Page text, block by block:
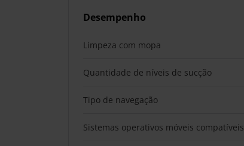
Desempenho
Limpeza com mopa
Quantidade de níveis de sucção
Tipo de navegação
Sistemas operativos móveis compatíveis